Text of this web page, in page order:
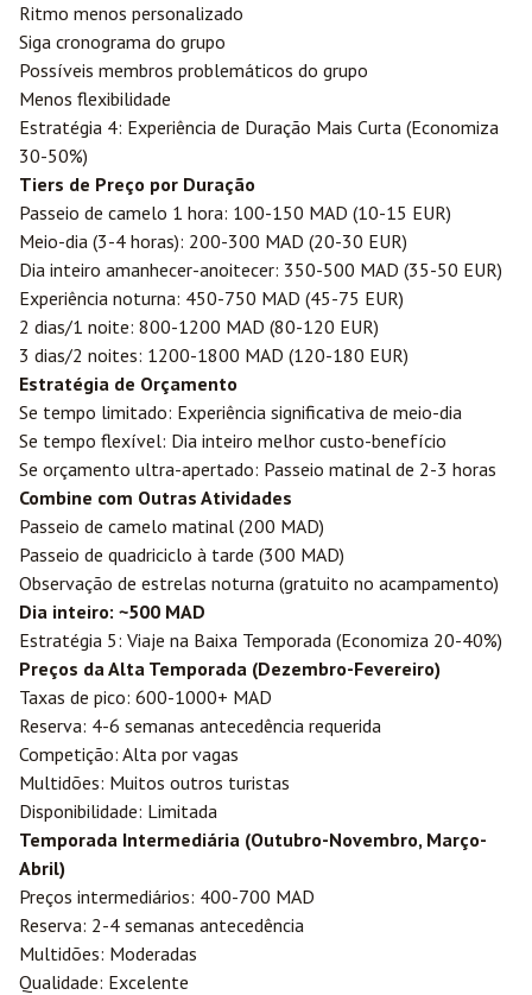
Ritmo menos personalizado
Siga cronograma do grupo
Possíveis membros problemáticos do grupo
Menos flexibilidade
Estratégia 4: Experiência de Duração Mais Curta (Economiza
30-50%)
Tiers de Preço por Duração
Passeio de camelo 1 hora: 100-150 MAD (10-15 EUR)
Meio-dia (3-4 horas): 200-300 MAD (20-30 EUR)
Dia inteiro amanhecer-anoitecer: 350-500 MAD (35-50 EUR)
Experiência noturna: 450-750 MAD (45-75 EUR)
2 dias/1 noite: 800-1200 MAD (80-120 EUR)
3 dias/2 noites: 1200-1800 MAD (120-180 EUR)
Estratégia de Orçamento
Se tempo limitado: Experiência significativa de meio-dia
Se tempo flexível: Dia inteiro melhor custo-benefício
Se orçamento ultra-apertado: Passeio matinal de 2-3 horas
Combine com Outras Atividades
Passeio de camelo matinal (200 MAD)
Passeio de quadriciclo à tarde (300 MAD)
Observação de estrelas noturna (gratuito no acampamento)
Dia inteiro: ~500 MAD
Estratégia 5: Viaje na Baixa Temporada (Economiza 20-40%)
Preços da Alta Temporada (Dezembro-Fevereiro)
Taxas de pico: 600-1000+ MAD
Reserva: 4-6 semanas antecedência requerida
Competição: Alta por vagas
Multidões: Muitos outros turistas
Disponibilidade: Limitada
Temporada Intermediária (Outubro-Novembro, Março-
Abril)
Preços intermediários: 400-700 MAD
Reserva: 2-4 semanas antecedência
Multidões: Moderadas
Qualidade: Excelente